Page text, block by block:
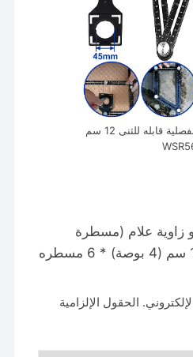
وادفو زاوية علام (مسطرة )مفصلية قابله للثنى 12 سم
زاوية علام (مسطرة
)مفصلية قابله للثنى 12 سم (4 بوصة) * 6 مسطره
الحقول الإلزامية